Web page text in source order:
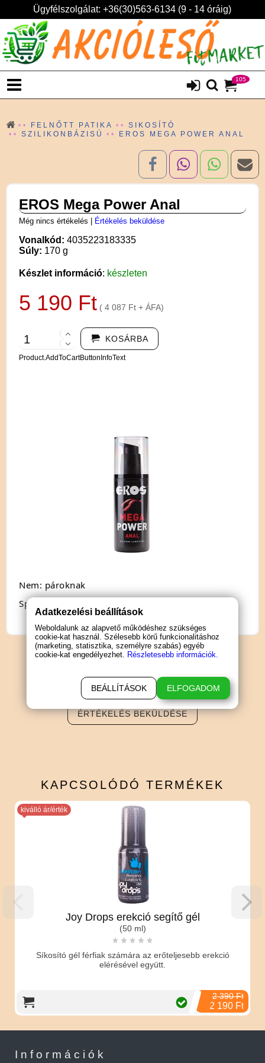
Ügyfélszolgálat: +36(30)563-6134 (9 - 14 óráig)
105
FELNŐTT PATIKA
SIKOSÍTÓ
SZILIKONBÁZISÚ
EROS MEGA POWER ANAL
EROS Mega Power Anal
Még nincs értékelés Értékelés beküldése
Vonalkód: 4035223183335
Súly: 170 g
Készlet információ: készleten
5 190 Ft ( 4 087 Ft + ÁFA)
KOSÁRBA
Product.AddToCartButtonInfoText
Nem: pároknak
Speciális jellemző: anál
TERMÉK ÉRTÉKELÉSEK
ÉRTÉKELÉS BEKÜLDÉSE
KAPCSOLÓDÓ TERMÉKEK
kiválló ár/érték
Joy Drops erekció segítő gél
(50 ml)
Síkosító gél férfiak számára az erőteljesebb erekció
elérésével együtt.
2 390 Ft
2 190 Ft
Információk
Adatkezelési beállítások
Weboldalunk az alapvető működéshez szükséges
cookie-kat használ. Szélesebb körű funkcionalitáshoz
(marketing, statisztika, személyre szabás) egyéb
cookie-kat engedélyezhet. Részletesebb információk.
BEÁLLÍTÁSOK ELFOGADOM